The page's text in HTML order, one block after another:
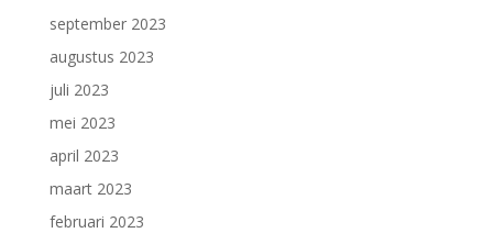
september 2023
augustus 2023
juli 2023
mei 2023
april 2023
maart 2023
februari 2023